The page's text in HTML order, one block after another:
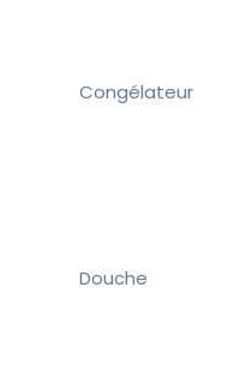
Congélateur
Douche